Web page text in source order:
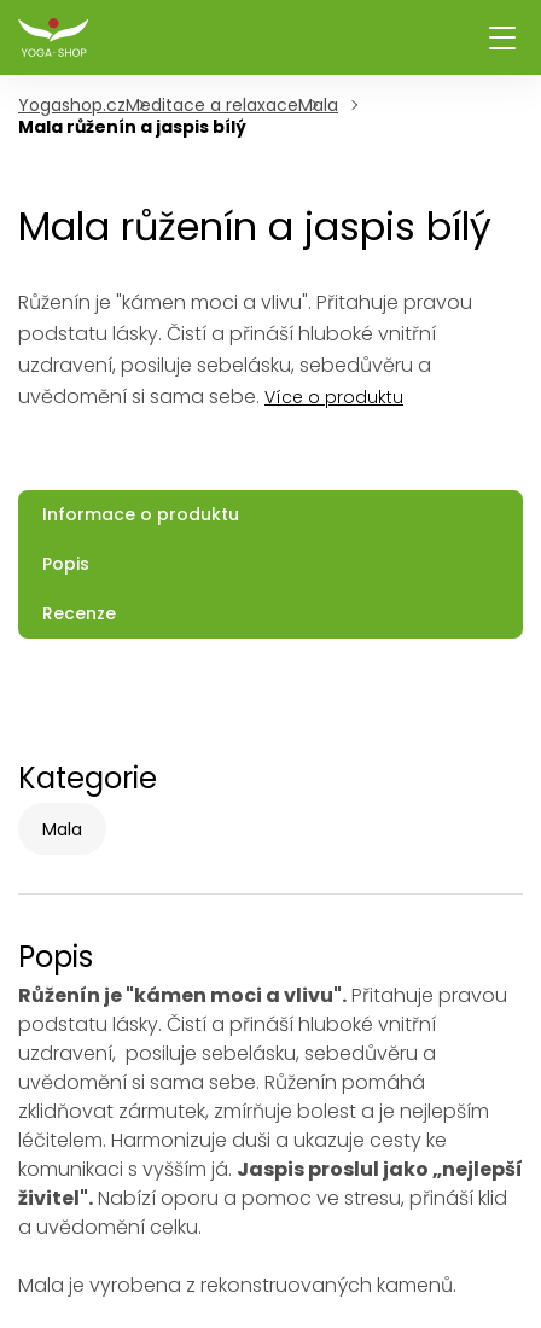
Yogashop.czMeditace a relaxaceMala
Mala růženín a jaspis bílý
Mala růženín a jaspis bílý
Růženín je "kámen moci a vlivu". Přitahuje pravou
podstatu lásky. Čistí a přináší hluboké vnitřní
uzdravení, posiluje sebelásku, sebedůvěru a
uvědomění si sama sebe. Více o produktu
Informace o produktu
Popis
Recenze
Kategorie
Mala
Popis
Růženín je "kámen moci a vlivu".Přitahuje pravou
podstatu lásky. Čistí a přináší hluboké vnitřní
uzdravení, posiluje sebelásku, sebedůvěru a
uvědomění si sama sebe. Růženín pomáhá
zklidňovat zármutek, zmírňuje bolest a je nejlepším
léčitelem. Harmonizuje duši a ukazuje cesty ke
komunikaci s vyšším já. Jaspis proslul jako „nejlepší
živitel".Nabízí oporu a pomoc ve stresu, přináší klid
a uvědomění celku.
Mala je vyrobena z rekonstruovaných kamenů.